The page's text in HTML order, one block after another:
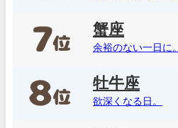
蟹座
余裕のない一日に。
牡牛座
欲深くなる日。